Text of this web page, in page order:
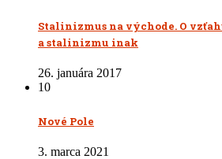
Stalinizmus na východe. O
a stalinizmu inak
26. januára 2017
10
Nové Pole
3. marca 2021